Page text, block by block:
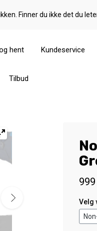
Finner du ikke det du
hent Kundeservice
Tilbud
999
Velg